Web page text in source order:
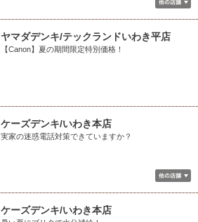
ヤマダデンキ/テックランドいわき平店
【Canon】夏の期間限定特別価格！
ケーズデンキ/いわき本店
実家の迷惑電話対策できていますか？
ケーズデンキ/いわき本店